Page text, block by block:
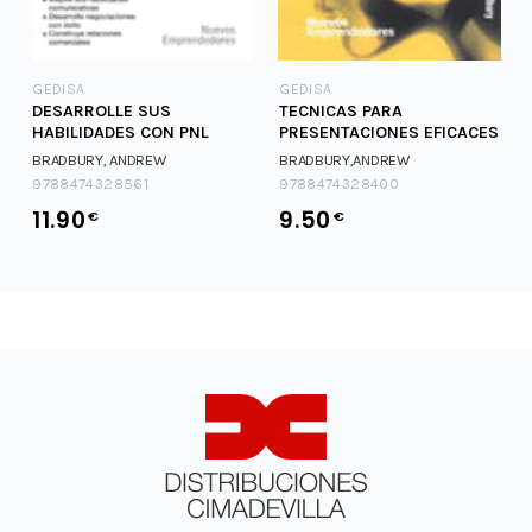
GEDISA
DESARROLLE SUS
HABILIDADES CON PNL
BRADBURY, ANDREW
9788474328561
11.90€
GEDISA
TECNICAS PARA
PRESENTACIONES EFICACES
BRADBURY,ANDREW
9788474328400
9.50 €